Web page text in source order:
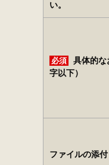
い。
必須
具体的な
字以下）
ファイルの添付